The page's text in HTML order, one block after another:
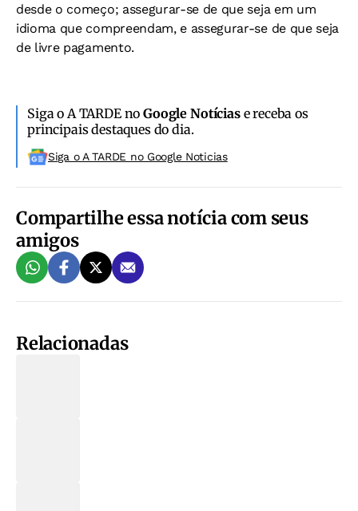
desde o começo; assegurar-se de que seja em um
idioma que compreendam, e assegurar-se de que seja
de livre pagamento.
Siga o A TARDE noGoogle Notíciase receba os
principais destaques do dia.
Siga o A TARDE no Google Noticias
Compartilhe essa notícia com seus
amigos
Relacionadas